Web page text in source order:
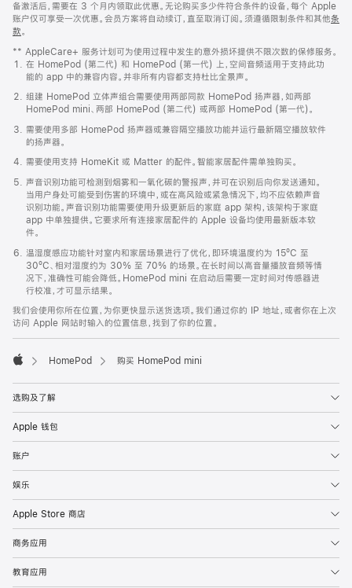
备激活后，需要在 3 个月内领取此优惠。无论购买多少件符合条件的设备，每个 Apple
账户仅可享受一次优惠。会员方案将自动续订，直至取消订阅。须遵循限制条件和其他条
款。
窗
口
中
打
开)
** AppleCare+ 服务计划可为使用过程中发生的意外损坏提供不限次数的保修服务。
在 HomePod (第二代) 和 HomePod (第一代) 上，空间音频适用于支持此功
能的 app 中的兼容内容。并非所有内容都支持杜比全景声。
组建 HomePod 立体声组合需要使用两部同款 HomePod 扬声器，如两部
HomePod mini、两部 HomePod (第二代) 或两部 HomePod (第一代)。
需要使用多部 HomePod 扬声器或兼容隔空播放功能并运行最新隔空播放软件
的扬声器。
需要使用支持 HomeKit 或 Matter 的配件。智能家居配件需单独购买。
声音识别功能可检测到烟雾和一氧化碳的警报声，并可在识别后向你发送通知。
当用户身处可能受到伤害的环境中，或在高风险或紧急情况下，均不应依赖声音
识别功能。声音识别功能需要使用升级更新后的家庭 app 架构，该架构于家庭
app 中单独提供。它要求所有连接家居配件的 Apple 设备均使用最新版本软
件。
温湿度感应功能针对室内和家居场景进行了优化，即环境温度约为 15ºC 至
30ºC、相对湿度约为 30% 至 70% 的场景。在长时间以高音量播放音频等情
况下，准确性可能会降低。HomePod mini 在启动后需要一定时间对传感器进
行校准，才可显示结果。
我们会使用你所在位置，为你更快显示送货选项。我们通过你的 IP 地址，或者你在上次
访问 Apple 网站时输入的位置信息，找到了你的位置。
HomePod 购买 HomePod mini
选购及了解
Apple 钱包
账户
娱乐
Apple Store 商店
商务应用
教育应用